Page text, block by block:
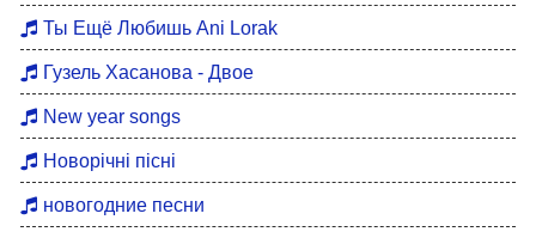
Ты Ещё Любишь Ani Lorak
Гузель Хасанова - Двое
New year songs
Новорічні пісні
новогодние песни